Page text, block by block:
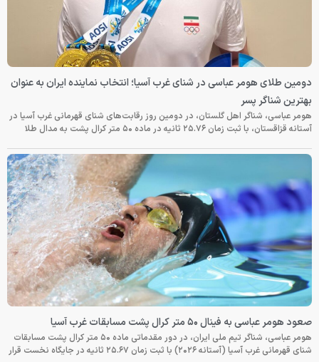
دومین طلای هومر عباسی در شنای غرب آسیا؛ انتخاب نماینده ایران به عنوان
بهترین شناگر پسر
هومر عباسی، شناگر اهل گلستان، در دومین روز رقابت‌های شنای قهرمانی غرب آسیا در
آستانه قزاقستان، با ثبت زمان ۲۵.۷۶ ثانیه در ماده ۵۰ متر کرال پشت به مدال طلا
صعود هومر عباسی به فینال ۵۰ متر کرال پشت مسابقات غرب آسیا
هومر عباسی، شناگر تیم ملی ایران، در دور مقدماتی ماده ۵۰ متر کرال پشت مسابقات
شنای قهرمانی غرب آسیا (آستانه ۲۰۲۶) با ثبت زمان ۲۵.۶۷ ثانیه در جایگاه نخست قرار